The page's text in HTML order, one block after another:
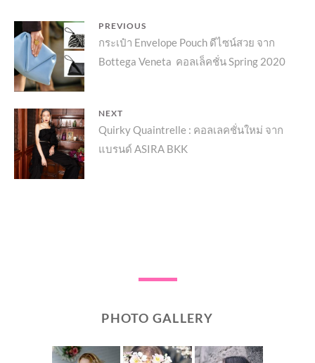
แนะแนว
เรื่อง
PREVIOUS
Previous
post:
กระเป๋า Envelope Pouch ดีไซน์สวย จาก
Bottega Veneta คอลเล็คชั่น Spring 2020
NEXT
Next
post:
Quirky Quaintrelle : คอลเลคชั่นใหม่ จาก
แบรนด์ ASIRA BKK
PHOTO GALLERY